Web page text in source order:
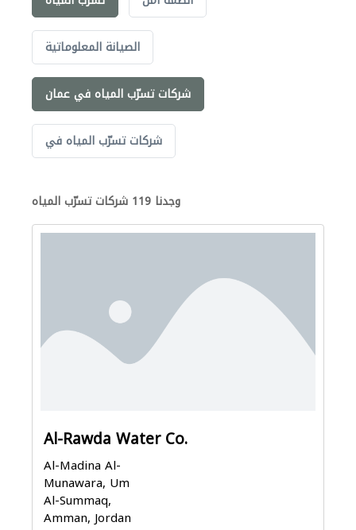
الصيانة المعلوماتية
شركات تسرّب المياه في عمان
شركات تسرّب المياه في
وجدنا 119 شركات تسرّب المياه
Al-Rawda Water Co.
Al-Madina Al-
Munawara, Um
Al-Summaq,
Amman, Jordan